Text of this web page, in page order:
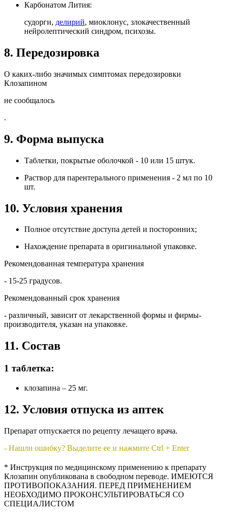
Карбонатом Лития:
судорги, делирий, миоклонус, злокачественный
нейролептический синдром, психозы.
8. Передозировка
О каких-либо значимых симптомах передозировки
Клозапином
не сообщалось
.
9. Форма выпуска
Таблетки, покрытые оболочкой - 10 или 15 штук.
Раствор для парентерального применения - 2 мл по 10
шт.
10. Условия хранения
Полное отсутствие доступа детей и посторонних;
Нахождение препарата в оригинальной упаковке.
Рекомендованная температура хранения
- 15-25 градусов.
Рекомендованный срок хранения
- различный, зависит от лекарственной формы и фирмы-
производителя, указан на упаковке.
11. Состав
1 таблетка:
клозапина – 25 мг.
12. Условия отпуска из аптек
Препарат отпускается по рецепту лечащего врача.
- Нашли ошибку? Выделите ее и нажмите Ctrl + Enter
* Инструкция по медицинскому применению к препарату
Клозапин опубликована в свободном переводе. ИМЕЮТСЯ
ПРОТИВОПОКАЗАНИЯ. ПЕРЕД ПРИМЕНЕНИЕМ
НЕОБХОДИМО ПРОКОНСУЛЬТИРОВАТЬСЯ СО
СПЕЦИАЛИСТОМ